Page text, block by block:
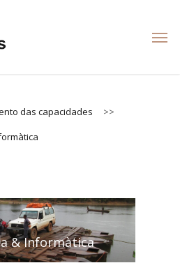
das capacidades
>>
& Informàtica